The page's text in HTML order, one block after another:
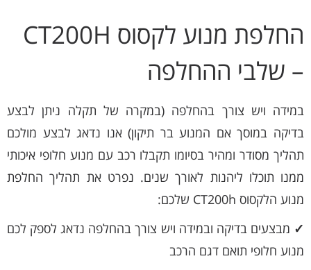
החלפת מנוע לקסוס CT200H
– שלבי ההחלפה
במידה ויש צורך בהחלפה (במקרה של תקלה ניתן לבצע
בדיקה במוסך אם המנוע בר תיקון) אנו נדאג לבצע מולכם
תהליך מסודר ומהיר בסיומו תקבלו רכב עם מנוע חלופי איכותי
ממנו תוכלו ליהנות לאורך שנים. נפרט את תהליך החלפת
מנוע הלקסוס CT200h שלכם:
✓ מבצעים בדיקה ובמידה ויש צורך בהחלפה נדאג לספק לכם
מנוע חלופי תואם דגם הרכב